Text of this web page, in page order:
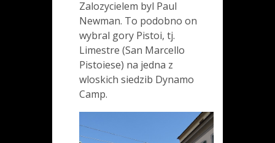
Zalozycielem byl Paul
Newman. To podobno on
wybral gory Pistoi, tj.
Limestre (San Marcello
Pistoiese) na jedna z
wloskich siedzib Dynamo
Camp.